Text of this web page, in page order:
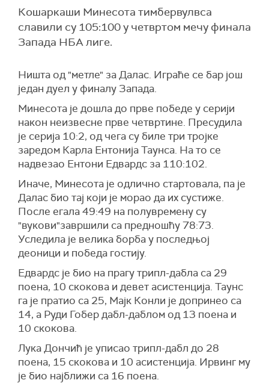
Кошаркаши Минесота тимбервулвса
славили су 105:100 у четвртом мечу финала
Запада НБА лиге.
Ништа од "метле" за Далас. Игрaће се бар још
један дуел у финалу Запада.
Минесота је дошла до прве победе у серији
након неизвесне прве четвртине. Пресудила
је серија 10:2, од чега су биле три тројке
заредом Карла Ентонија Таунса. На то се
надвезао Ентони Едвардс за 110:102.
Иначе, Минесота је одлично стартовала, па је
Далас био тај који је морао да их сустиже.
После егала 49:49 на полувремену су
"вукови"завршили са предношћу 78:73.
Уследила је велика борба у последњој
деоници и победа гостију.
Едвардс је био на прагу трипл-дабла са 29
поена, 10 скокова и девет асистенција. Таунс
га је пратио са 25, Мајк Конли је допринео са
14, а Руди Гобер дабл-даблом од 13 поена и
10 скокова.
Лука Дончић је уписао трипл-дабл до 28
поена, 15 скокова и 10 асистенција. Ирвинг му
је био најближи са 16 поена.